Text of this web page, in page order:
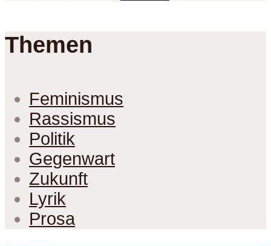
Themen
Feminismus
Rassismus
Politik
Gegenwart
Zukunft
Lyrik
Prosa